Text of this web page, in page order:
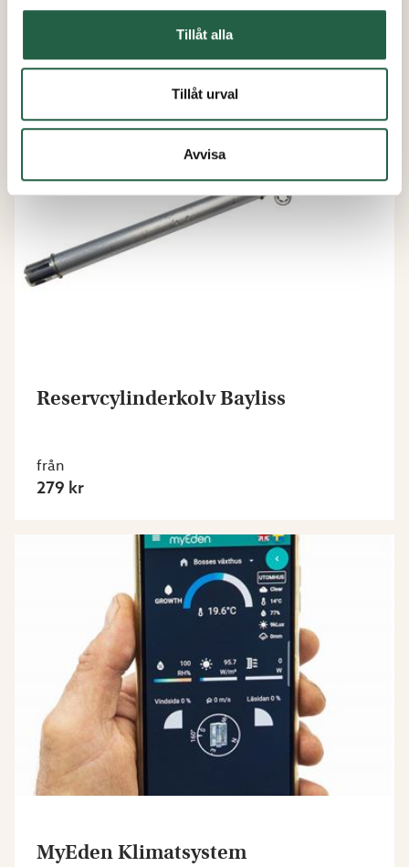
Tillåt alla
Tillåt urval
Avvisa
från
Reservcylinderkolv Bayliss
från
279 kr
MyEden Klimatsystem